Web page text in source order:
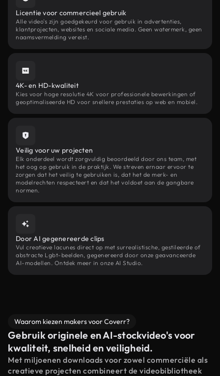
Licentie voor commercieel gebruik
Alle video's zijn goedgekeurd voor gebruik in advertenties,
klantprojecten, websites en sociale media. Geen watermerk, geen
naamsvermelding vereist.
4K- en HD-kwaliteit
Kies voor hoge resolutie 4K voor professionele bewerkingen of
geoptimaliseerde HD voor snellere prestaties op web en mobiel.
Veilig voor uw projecten
Elk onderdeel wordt zorgvuldig beoordeeld door ons team, met
het oog op gebruik in de praktijk. We streven ernaar ervoor te
zorgen dat het veilig te gebruiken is, dat het de merk- en
modelrechten respecteert en dat het voldoet aan de gangbare
normen.
Door AI gegenereerde clips
Vul creatieve lacunes direct op met surrealistische, gestileerde of
abstracte Lgbt-beelden, gegenereerd door onze geavanceerde
AI-modellen. Ontdek meer in onze AI Studio.
Waarom kiezen makers voor Coverr?
Gebruik originele en AI-stockvideo's voor
kwaliteit, snelheid en veiligheid.
Met miljoenen downloads voor zowel commerciële als
creatieve projecten combineert de videobibliotheek